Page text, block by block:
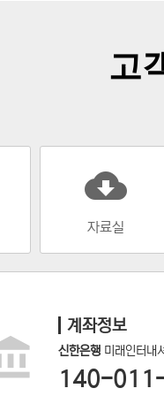
고
cloud_download
자료실
계좌정보
신한은행미래인터내
140-